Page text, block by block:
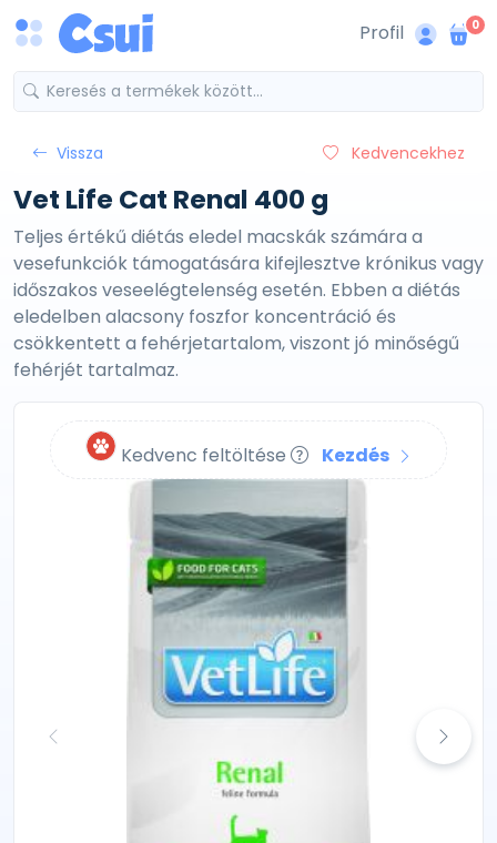
Profil 0
Vissza Kedvencekhez
Vet Life Cat Renal 400 g
Teljes értékű diétás eledel macskák számára a
vesefunkciók támogatására kifejlesztve krónikus vagy
időszakos veseelégtelenség esetén. Ebben a diétás
eledelben alacsony foszfor koncentráció és
csökkentett a fehérjetartalom, viszont jó minőségű
fehérjét tartalmaz.
Kedvenc feltöltése Kezdés